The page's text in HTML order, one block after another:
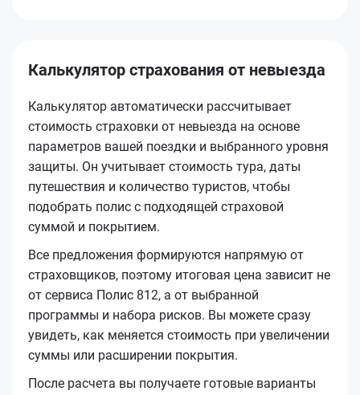
Калькулятор страхования от невыезда
Калькулятор автоматически рассчитывает
стоимость страховки от невыезда на основе
параметров вашей поездки и выбранного уровня
защиты. Он учитывает стоимость тура, даты
путешествия и количество туристов, чтобы
подобрать полис с подходящей страховой
суммой и покрытием.
Все предложения формируются напрямую от
страховщиков, поэтому итоговая цена зависит не
от сервиса Полис 812, а от выбранной
программы и набора рисков. Вы можете сразу
увидеть, как меняется стоимость при увеличении
суммы или расширении покрытия.
После расчета вы получаете готовые варианты